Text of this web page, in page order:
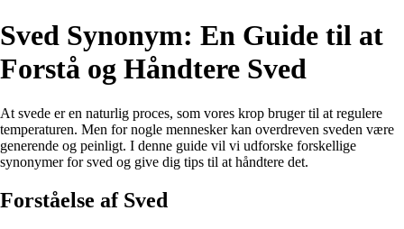
Sved Synonym: En Guide til at
Forstå og Håndtere Sved
At svede er en naturlig proces, som vores krop bruger til at regulere
temperaturen. Men for nogle mennesker kan overdreven sveden være
generende og peinligt. I denne guide vil vi udforske forskellige
synonymer for sved og give dig tips til at håndtere det.
Forståelse af Sved